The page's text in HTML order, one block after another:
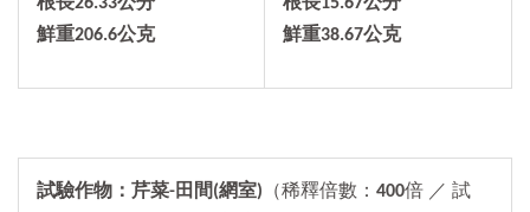
根長26.33公分
鮮重206.6公克
根長15.67公分
鮮重38.67公克
試驗作物：芹菜-田間(網室) （稀釋倍數： 400倍 ／ 試